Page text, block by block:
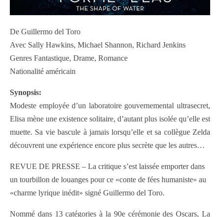
De Guillermo del Toro
Avec Sally Hawkins, Michael Shannon, Richard Jenkins
Genres Fantastique, Drame, Romance
Nationalité américain
Synopsis:
Modeste employée d’un laboratoire gouvernemental ultrasecret,
Elisa mène une existence solitaire, d’autant plus isolée qu’elle est
muette. Sa vie bascule à jamais lorsqu’elle et sa collègue Zelda
découvrent une expérience encore plus secrète que les autres…
REVUE DE PRESSE – La critique s’est laissée emporter dans
un tourbillon de louanges pour ce «conte de fées humaniste» au
«charme lyrique inédit» signé Guillermo del Toro.
Nommé dans 13 catégories à la 90e cérémonie des Oscars, La